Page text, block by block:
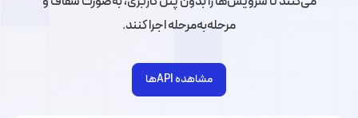
مرحله‌به‌مرحله اجرا کنند.
مشاهده APIها